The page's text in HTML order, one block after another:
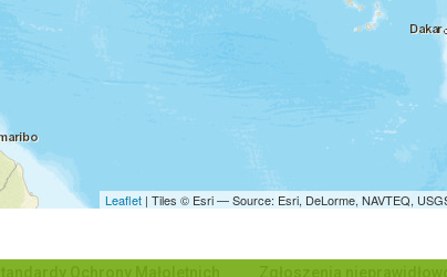
Leaflet | Tiles © Esri — Source: Esri, DeLorme, NAVTEQ,